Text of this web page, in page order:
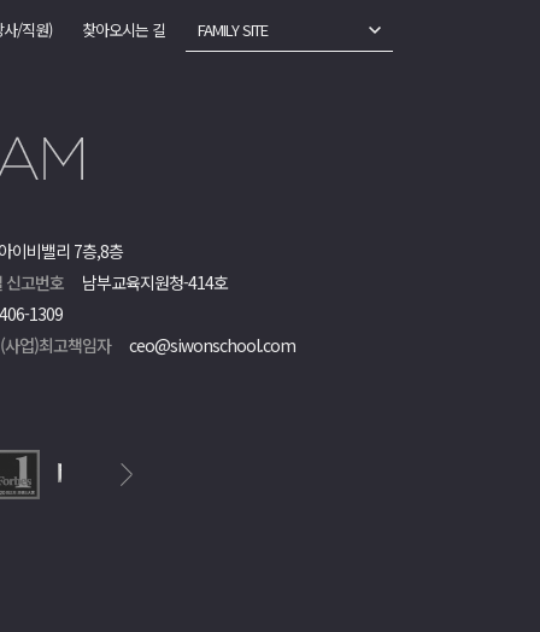
/직원) 찾아오시는 길 FAMILY SITE
이비밸리 7층,8층
신고번호
남부교육지원청-414호
1309
업)최고책임자
ceo@siwonschool.com